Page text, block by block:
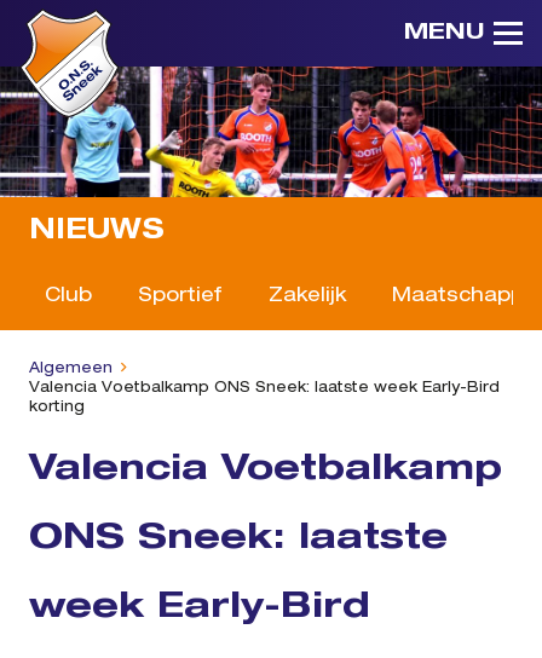
MENU
NIEUWS
Club Sportief Zakelijk
Algemeen
Valencia Voetbalkamp ONS Sneek: laatste week Early-Bird
korting
Valencia Voetbalkamp
ONS Sneek: laatste
week Early-Bird